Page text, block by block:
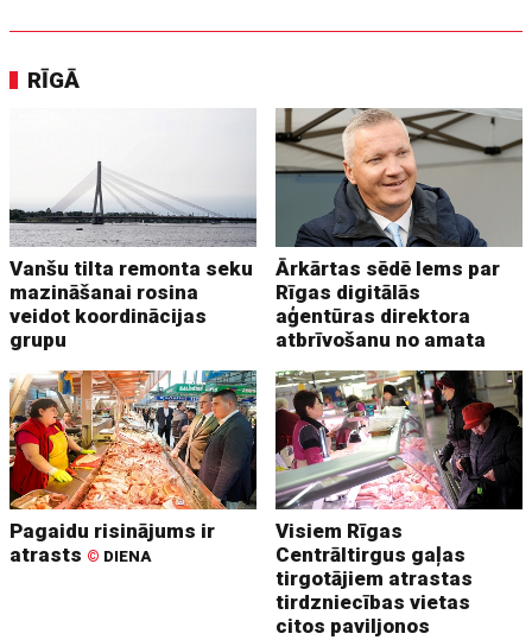
RĪGĀ
Vanšu tilta remonta seku
mazināšanai rosina
veidot koordinācijas
grupu
Ārkārtas sēdē lems par
Rīgas digitālās
aģentūras direktora
atbrīvošanu no amata
Pagaidu risinājums ir
atrasts © DIENA
Visiem Rīgas
Centrāltirgus gaļas
tirgotājiem atrastas
tirdzniecības vietas
citos paviljonos